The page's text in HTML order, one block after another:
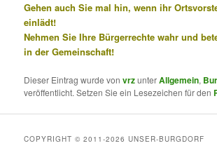
Gehen auch Sie mal hin, wenn ihr
einlädt!
Nehmen Sie Ihre Bürgerrechte wahr und
in der Gemeinschaft!
Dieser Eintrag wurde vonvrzunterAllgemein,
veröffentlicht. Setzen Sie ein Lesezeichen für den
COPYRIGHT © 2011-2026 UNSER-BURGDORF